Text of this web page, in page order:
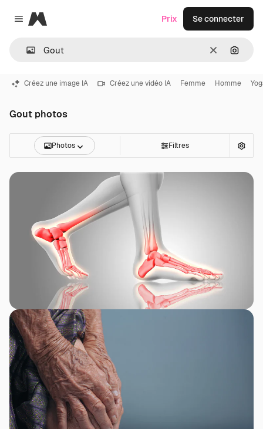
Close menu
Magnific
Effacer
Prix Se connecter
Créez une image IA Créez une vidéo IA Femme Homme
Gout photos
Photos Filtres